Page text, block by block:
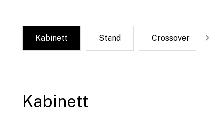
Kabinett Stand Crossover
Kabinett